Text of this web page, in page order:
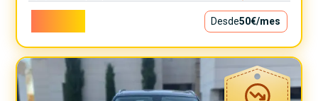
Desde50€/mes